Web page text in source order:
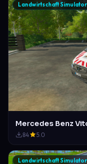
Landwirtschaft
Mercedes Benz
84 5.0
Landwirtschaft